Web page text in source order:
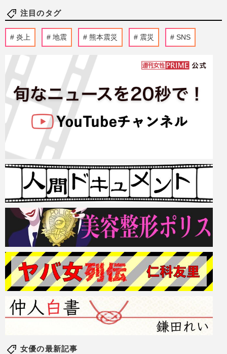
注目のタグ
炎上 地震 熊本震災 震災 SNS
女優の最新記事